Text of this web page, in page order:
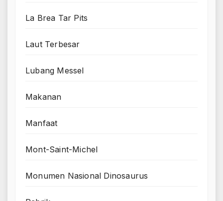
La Brea Tar Pits
Laut Terbesar
Lubang Messel
Makanan
Manfaat
Mont-Saint-Michel
Monumen Nasional Dinosaurus